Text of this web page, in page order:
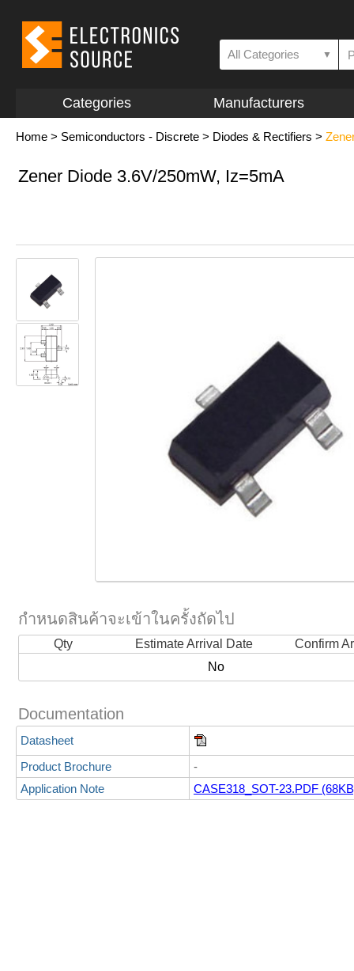
All Categories ▼
Categories Manufacturers
Home > Semiconductors - Discrete > Diodes & Rectifiers >
Zener Diode 3.6V/250mW, Iz=5mA
กำหนดสินค้าจะเข้าในครั้งถัดไป
Qty Estimate Arrival Date
Confirm
No
Documentation
Datasheet
Product Brochure
-
Application Note
CASE318_SOT-23.PDF